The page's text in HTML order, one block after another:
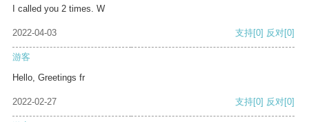
I called you 2 times. W
2022-04-03 支持[0] 反对[0]
游客
Hello, Greetings fr
2022-02-27 支持[0] 反对[0]